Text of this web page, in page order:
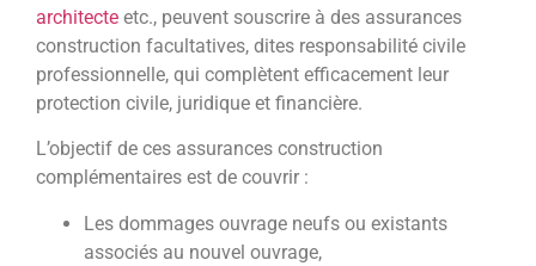
architecte etc., peuvent souscrire à des assurances
construction facultatives, dites responsabilité civile
professionnelle, qui complètent efficacement leur
protection civile, juridique et financière.
L’objectif de ces assurances construction
complémentaires est de couvrir :
Les dommages ouvrage neufs ou existants
associés au nouvel ouvrage,